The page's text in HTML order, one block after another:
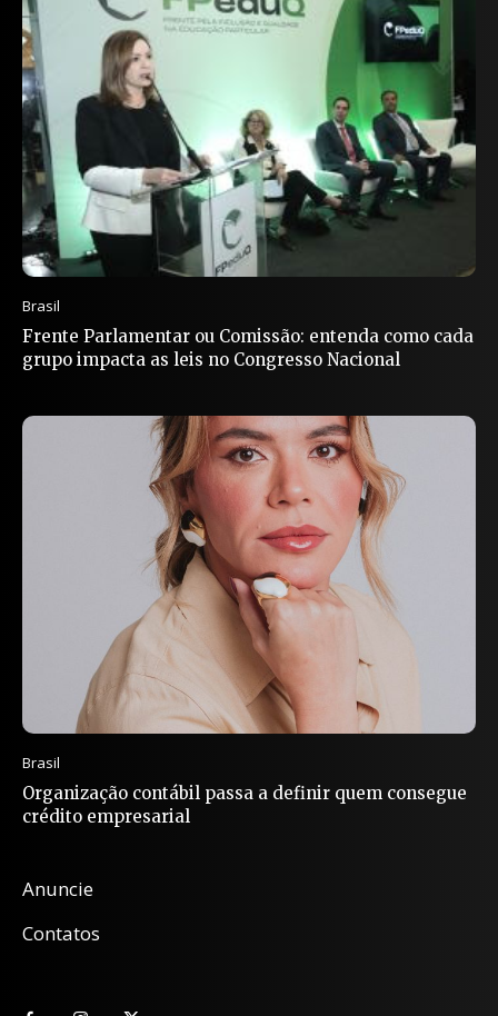
Brasil
Frente Parlamentar ou Comissão: entenda como cada
grupo impacta as leis no Congresso Nacional
Brasil
Organização contábil passa a definir quem consegue
crédito empresarial
Anuncie
Contatos